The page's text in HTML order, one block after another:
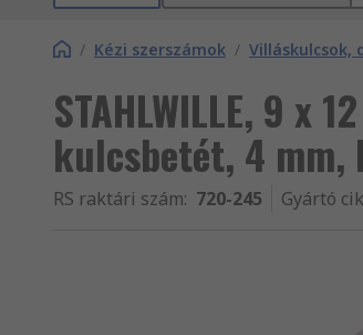
/ Kézi szerszámok / Villáskulcsok,
STAHLWILLE, 9 x
kulcsbetét, 4 mm,
RS raktári szám: 720-245 Gyártó